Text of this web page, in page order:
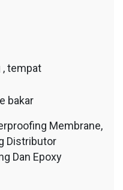
, tempat
bakar
Membrane,
Distributor
Dan Epoxy